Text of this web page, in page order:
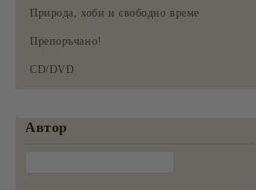
Природа, хоби и свободно време
Препоръчано!
CD/DVD
Автор